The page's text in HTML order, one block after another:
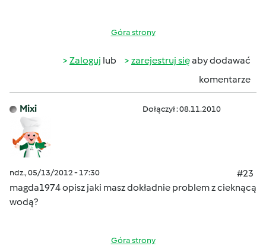
Góra strony
Zaloguj lub zarejestruj sięaby dodawać
komentarze
Mixi Dołączył : 08.11.2010
ndz., 05/13/2012 - 17:30
#23
magda1974opisz jaki masz dokładnie problem z cieknącą
wodą?
Góra strony